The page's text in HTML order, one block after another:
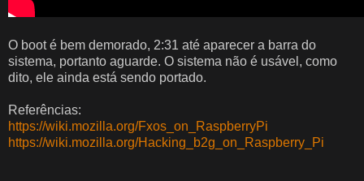
O boot é bem demorado, 2:31 até aparecer a barra do
sistema, portanto aguarde. O sistema não é usável, como
dito, ele ainda está sendo portado.
Referências:
https://wiki.mozilla.org/Fxos_on_RaspberryPi
https://wiki.mozilla.org/Hacking_b2g_on_Raspberry_Pi